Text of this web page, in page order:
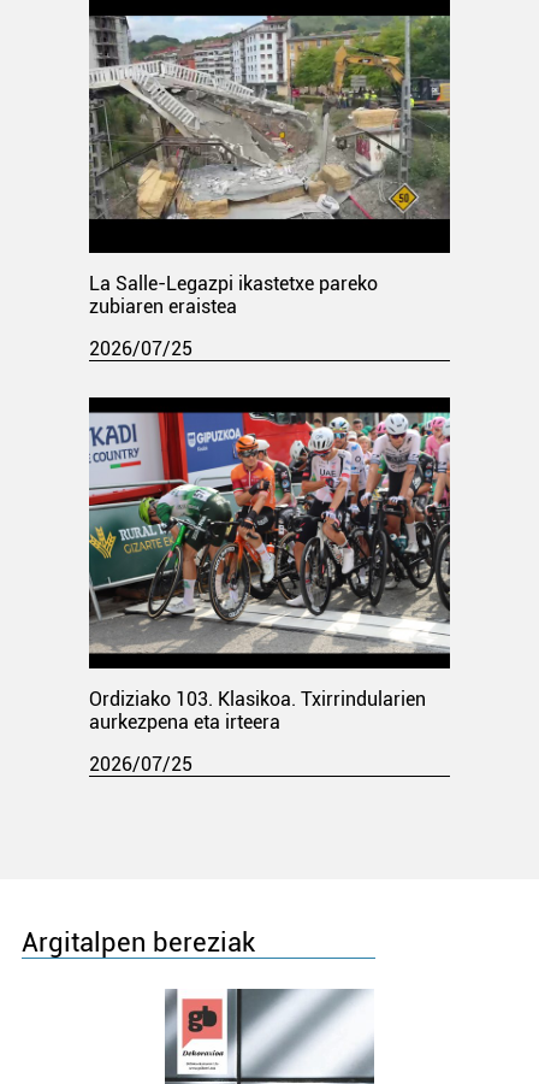
La Salle-Legazpi ikastetxe pareko
zubiaren eraistea
2026/07/25
Ordiziako 103. Klasikoa. Txirrindularien
aurkezpena eta irteera
2026/07/25
Argitalpen bereziak